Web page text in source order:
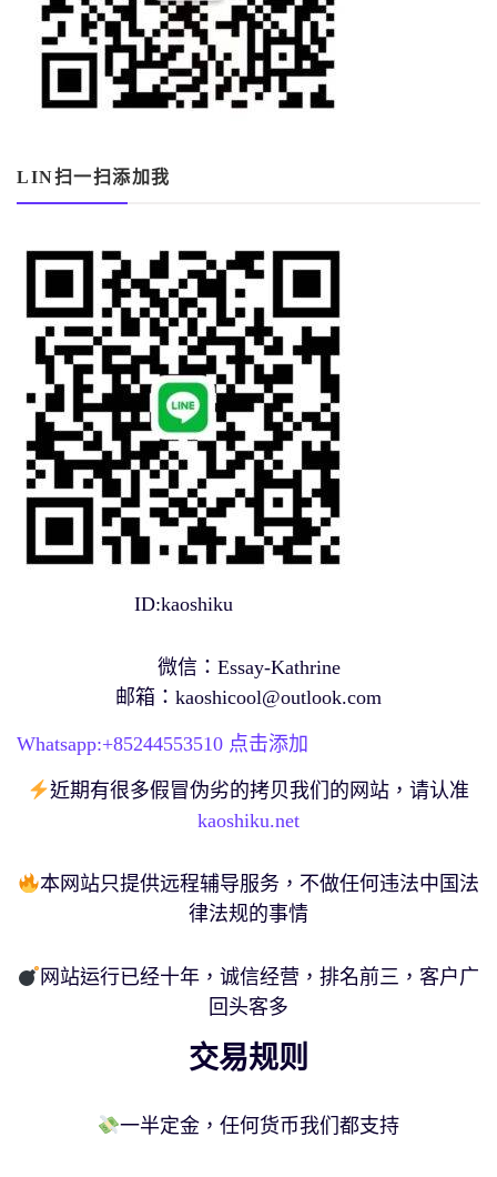
LIN扫一扫添加我
ID:kaoshiku
微信：Essay-Kathrine
邮箱： kaoshicool@outlook.com
Whatsapp:+85244553510 点击添加
近期有很多假冒伪劣的拷贝我们的网站，请认准
kaoshiku.net
本网站只提供远程辅导服务，不做任何违法中国法
律法规的事情
网站运行已经十年，诚信经营，排名前三，客户广
回头客多
交易规则
一半定金，任何货币我们都支持